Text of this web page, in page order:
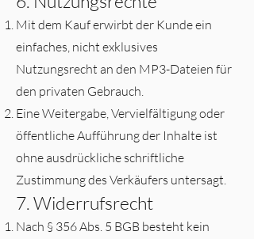
Mit dem Kauf erwirbt der Kunde ein
einfaches, nicht exklusives
Nutzungsrecht an den MP3-Dateien für
den privaten Gebrauch.
Eine Weitergabe, Vervielfältigung oder
öffentliche Aufführung der Inhalte ist
ohne ausdrückliche schriftliche
Zustimmung des Verkäufers untersagt.
7. Widerrufsrecht
Nach § 356 Abs. 5 BGB besteht kein